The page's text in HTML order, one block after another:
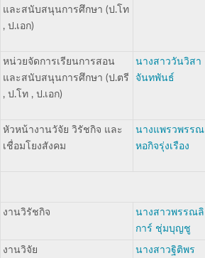
และสนับสนุนการศึกษา (ป.โท
, ป.เอก)
หน่วยจัดการเรียนการสอน
และสนับสนุนการศึกษา (ป.ตรี
, ป.โท , ป.เอก)
นางสาววันวิสา
จันทพันธ์
หัวหน้างานวัจัย วิรัชกิจ และ
เชื่อมโยงสังคม
นางแพรวพรรณ
หอกิจรุ่งเรือง
งานวิรัชกิจ
นางสาวพรรณลิ
การ์ ชุ่มบุญชู
งานวิจัย
นางสาวฐิติพร